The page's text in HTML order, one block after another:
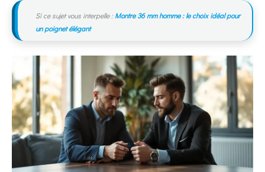
Si ce sujet vous interpelle : Montre 36 mm homme : le choix idéal pour
un poignet élégant